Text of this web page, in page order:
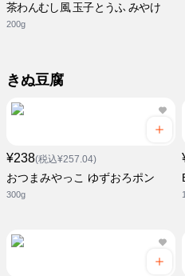
茶わんむし風 玉子とうふ みやけ
200g
きぬ豆腐
¥238(税込¥257.04)
おつまみやっこ ゆずおろポン
300g